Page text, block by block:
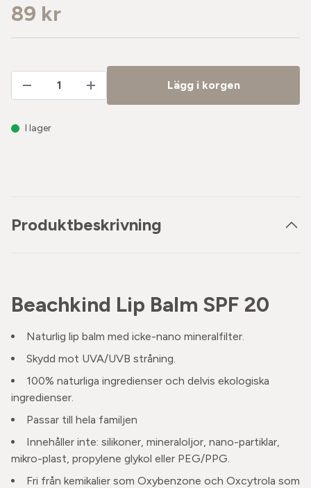
89 kr
Lägg i korgen
I lager
Produktbeskrivning
Beachkind Lip Balm SPF 20
Naturlig lip balm med icke-nano mineralfilter.
Skydd mot UVA/UVB stråning.
100% naturliga ingredienser och delvis ekologiska
ingredienser.
Passar till hela familjen
Innehåller inte: silikoner, mineraloljor, nano-partiklar,
mikro-plast, propylene glykol eller PEG/PPG.
Fri från kemikalier som Oxybenzone och Oxcytrola som